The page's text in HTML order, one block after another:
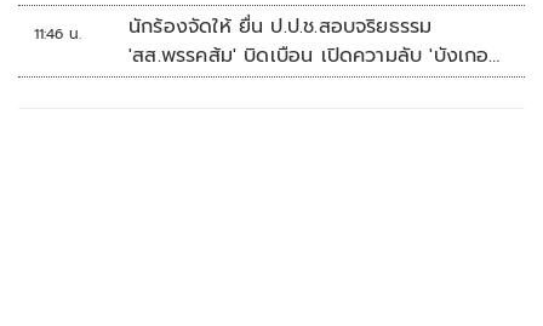
11:46 น.
นักร้องจัดให้ ยื่น ป.ป.ช.สอบจริยธรรม
'สส.พรรคส้ม' บิดเบือน เปิดความลับ 'บังเกอร์
ทหาร'